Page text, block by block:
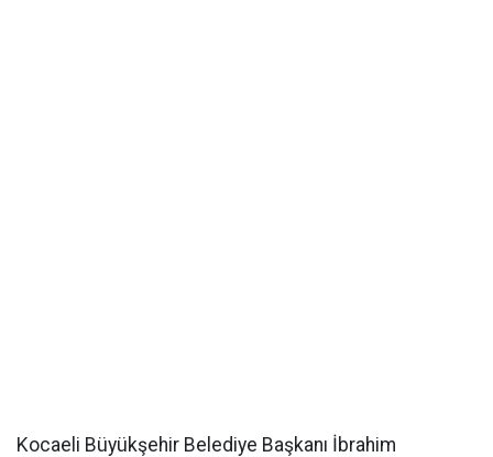
Kocaeli Büyükşehir Belediye Başkanı İbrahim